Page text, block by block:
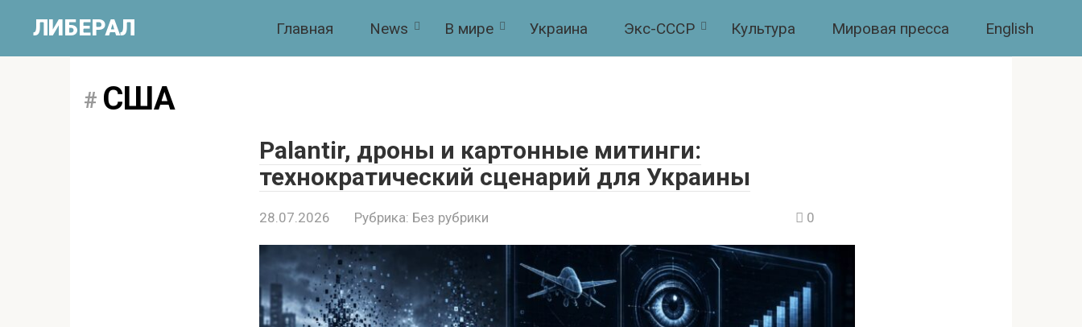
контенту
ЛИБЕРАЛ Главная News В мире Украина Экс-СССР Культура Мировая пресса English
США
Palantir, дроны и картонные митинги:
технократический сценарий для Украины
28.07.2026 Рубрика: Без рубрики 0